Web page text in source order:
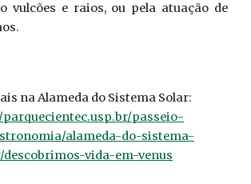
vulcões e raios, ou pela atuação de
na Alameda do Sistema Solar:
passeio-
alameda-do-sistema-
descobrimos-vida-em-venus